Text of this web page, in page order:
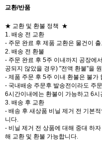
교환/반품
★ 교환 및 환불 정책 ★
1. 배송 전 교환
- 주문 완료 후 제품 교환은 물건이
2. 배송 전 환불
- 주문 완료 후 5주 이내까지 공장에
공되지 않았을 경우) "전액 환불"을
- 제품 주문 후 5주 이내 환불은 불가
- 국내배송 주문후 발송전이라도 주
6시간이내에는 환불이 가능하고 6
3. 배송 후 교환
- 배송 후 새상품 비닐 제거 전 기본
니다.
- 비닐 제거 전 상품에 대해 중대 하
해 교환 및 환불 가능합니다.